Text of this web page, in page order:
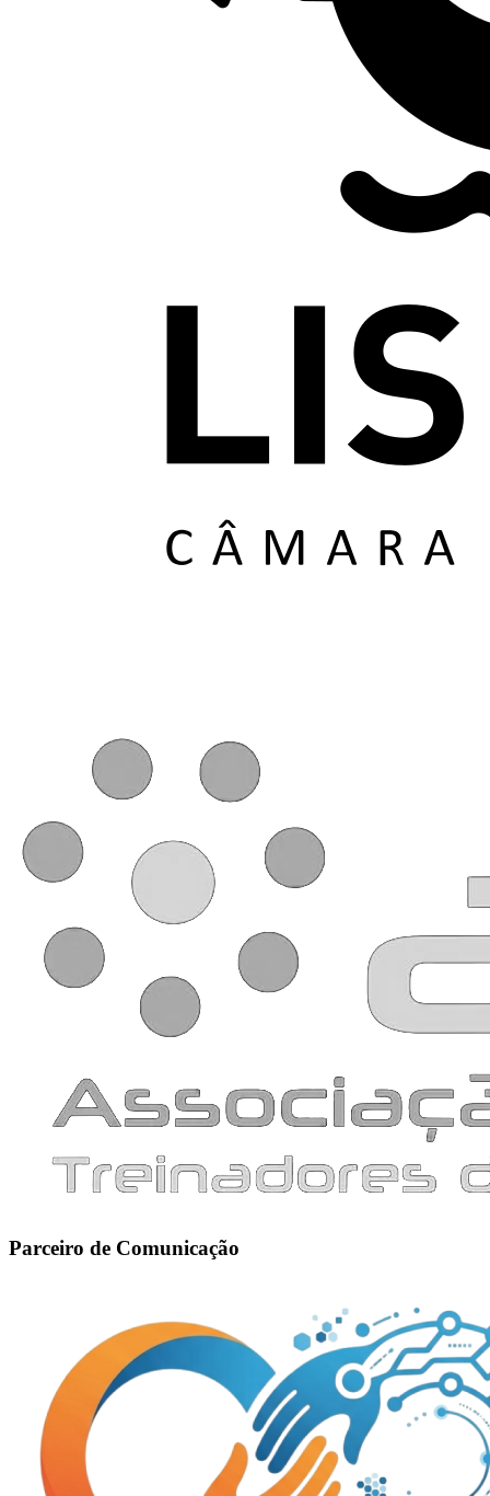
Parceiro de Comunicação